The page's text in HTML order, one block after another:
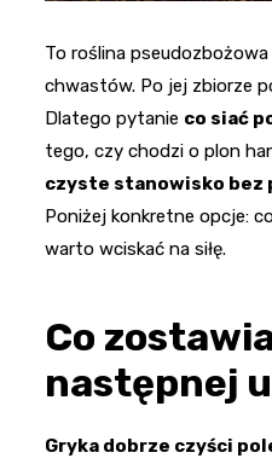
To roślina
chwastów. Po jej zbiorze
Dlatego pytanie co siać
tego, czy chodzi o plon
czyste stanowisko bez
Poniżej konkretne opcje:
warto wciskać na siłę.
Co
następnej
Gryka dobrze czyści